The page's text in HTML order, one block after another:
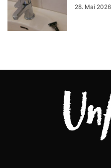
28. Mai 2026